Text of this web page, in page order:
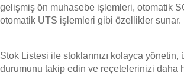
gelişmiş ön muhasebe işlemleri, otomatik
otomatik UTS işlemleri gibi özellikler sunar.
Stok Listesi ile stoklarınızı kolayca
durumunu takip edin ve reçetelerinizi daha